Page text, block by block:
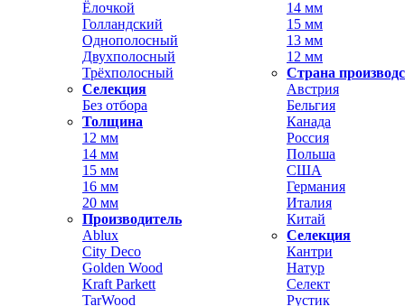
Ёлочкой
Голландский
Однополосный
Двухполосный
Трёхполосный
Селекция
Без отбора
14 мм
15 мм
13 мм
12 мм
Страна
Австрия
Бельгия
Толщина
12 мм
14 мм
15 мм
16 мм
20 мм
Производитель
Ablux
City Deco
Golden Wood
Kraft Parkett
TarWood
Канада
Россия
Польша
США
Германия
Италия
Китай
Селекция
Кантри
Натур
Селект
Рустик